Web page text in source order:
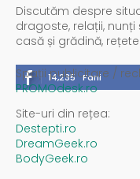
Discutăm despre
dragoste, relații,
casă și grădină,
14,235 Fani
Spații publicitare /
PROMOdesk.ro
Site-uri din rețea:
Destepti.ro
DreamGeek.ro
BodyGeek.ro